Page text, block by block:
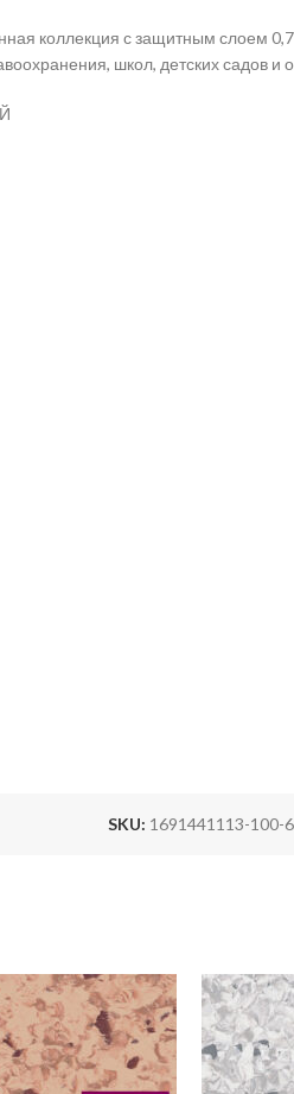
коллекция с защитным слоем
школ, детских садов и
SKU: 1691441113-100-